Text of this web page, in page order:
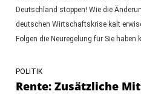
Deutschland stoppen! Wie die
deutschen Wirtschaftskrise kalt
Folgen die Neuregelung für Sie haben
POLITIK
Rente: Zusätzliche